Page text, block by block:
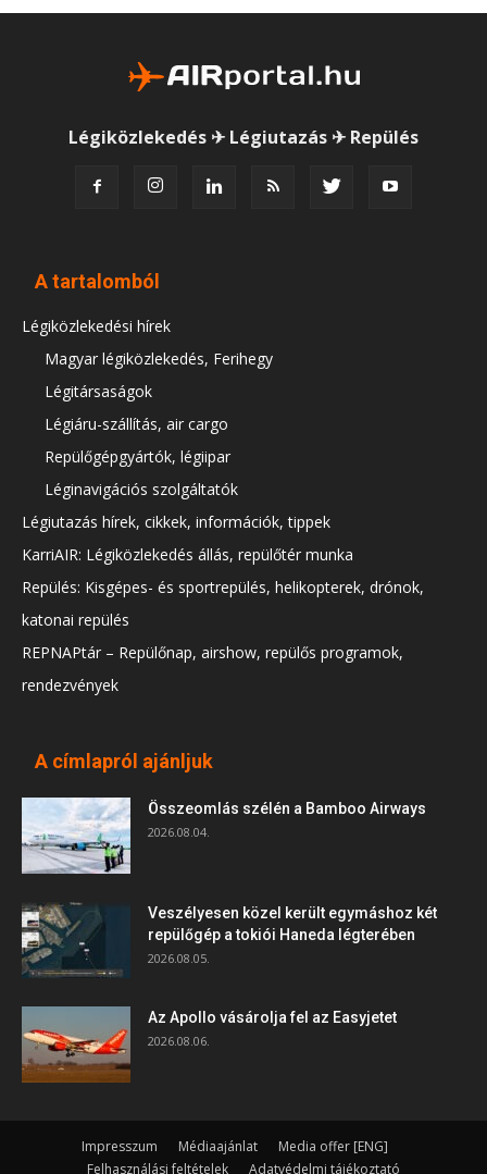
Légiközlekedés ✈ Légiutazás ✈ Repülés
A tartalomból
Légiközlekedési hírek
Magyar légiközlekedés, Ferihegy
Légitársaságok
Légiáru-szállítás, air cargo
Repülőgépgyártók, légiipar
Léginavigációs szolgáltatók
Légiutazás hírek, cikkek, információk, tippek
KarriAIR: Légiközlekedés állás, repülőtér munka
Repülés: Kisgépes- és sportrepülés, helikopterek, drónok,
katonai repülés
REPNAPtár – Repülőnap, airshow, repülős programok,
rendezvények
A címlapról ajánljuk
Összeomlás szélén a Bamboo Airways
2026.08.04.
Veszélyesen közel került egymáshoz két
repülőgép a tokiói Haneda légterében
2026.08.05.
Az Apollo vásárolja fel az Easyjetet
2026.08.06.
Impresszum Médiaajánlat
Media offer [ENG]
Felhasználási feltételek
Adatvédelmi tájékoztató